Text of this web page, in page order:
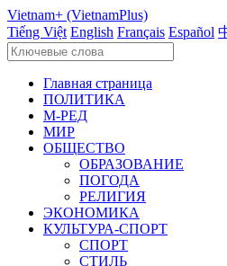
Vietnam+ (VietnamPlus)
Tiếng Việt English Français Español
Главная страница
ПОЛИТИКА
М-РЕД
МИР
ОБЩЕСТВО
ОБРАЗОВАНИЕ
ПОГОДА
РЕЛИГИЯ
ЭКОНОМИКА
КУЛЬТУРА-СПОРТ
СПОРТ
СТИЛЬ